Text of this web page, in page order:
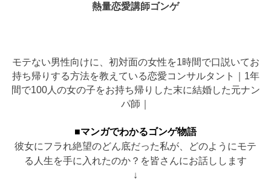
熱量恋愛講師ゴンゲ
モテない男性向けに、初対面の女性を1時間で口説いてお
持ち帰りする方法を教えている恋愛コンサルタント｜1年
間で100人の女の子をお持ち帰りした末に結婚した元ナン
パ師｜
■マンガでわかるゴンゲ物語
彼女にフラれ絶望のどん底だった私が、どのようにモテ
る人生を手に入れたのか？を皆さんにお話しします
↓